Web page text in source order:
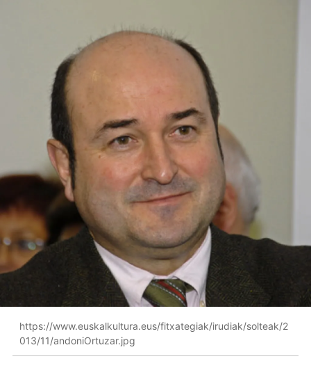
https://www.euskalkultura.eus/fitxategiak/irudiak/solteak/2
013/11/andoniOrtuzar.jpg